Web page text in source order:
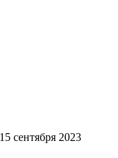
15 сентября 2023